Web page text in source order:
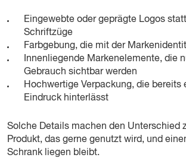
Eingewebte oder geprägte Logos
Schriftzüge
Farbgebung, die mit der
Innenliegende Markenelemente, die
Gebrauch sichtbar werden
Hochwertige Verpackung, die bereits
Eindruck hinterlässt
Solche Details machen den Unterschied
Produkt, das gerne genutzt wird, und
Schrank liegen bleibt.